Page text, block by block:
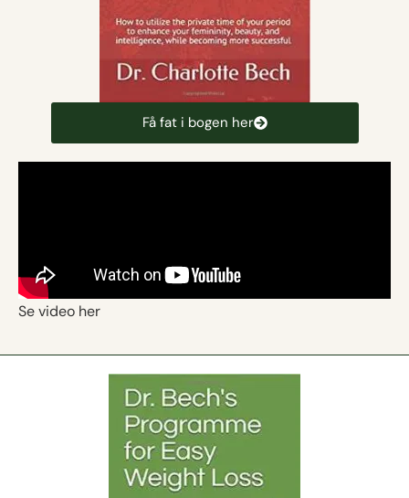
Få fat i bogen her
Se video her